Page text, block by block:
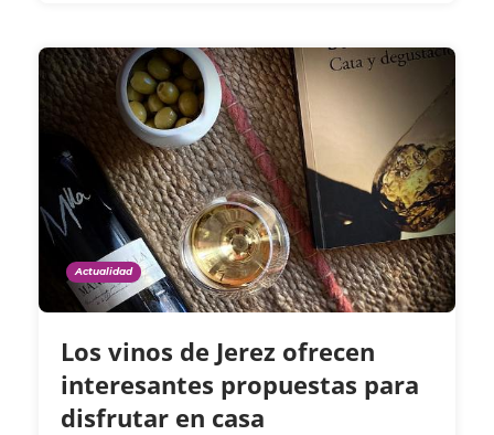
Actualidad
Los vinos de Jerez ofrecen
interesantes propuestas para
disfrutar en casa